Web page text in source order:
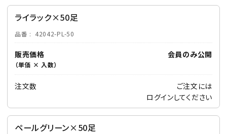
ライラック×50足
品番 42042-PL-50
販売価格
（単価 × 入数）
会員のみ公開
注文数
ご注文には
ログインしてください
ペールグリーン×50足